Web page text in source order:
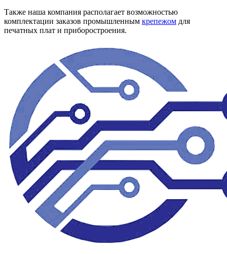
Также наша компания располагает возможностью
комплектации заказов промышленным крепежом для
печатных плат и приборостроения.